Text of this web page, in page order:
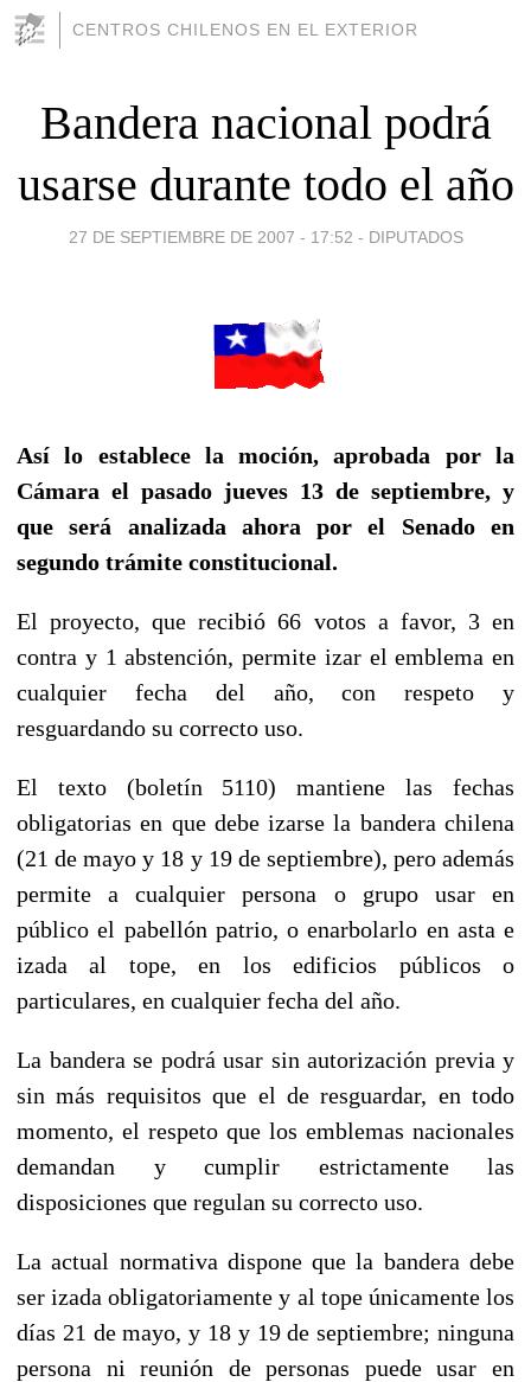
CENTROS CHILENOS EN EL EXTERIOR
Bandera nacional podrá
usarse durante todo el año
27 DE SEPTIEMBRE DE 2007 - 17:52 - DIPUTADOS
Así lo establece la moción, aprobada por la
Cámara el pasado jueves 13 de septiembre, y
que será analizada ahora por el Senado en
segundo trámite constitucional.
El proyecto, que recibió 66 votos a favor, 3 en
contra y 1 abstención, permite izar el emblema en
cualquier fecha del año, con respeto y
resguardando su correcto uso.
El texto (boletín 5110) mantiene las fechas
obligatorias en que debe izarse la bandera chilena
(21 de mayo y 18 y 19 de septiembre), pero además
permite a cualquier persona o grupo usar en
público el pabellón patrio, o enarbolarlo en asta e
izada al tope, en los edificios públicos o
particulares, en cualquier fecha del año.
La bandera se podrá usar sin autorización previa y
sin más requisitos que el de resguardar, en todo
momento, el respeto que los emblemas nacionales
demandan y cumplir estrictamente las
disposiciones que regulan su correcto uso.
La actual normativa dispone que la bandera debe
ser izada obligatoriamente y al tope únicamente los
días 21 de mayo, y 18 y 19 de septiembre; ninguna
persona ni reunión de personas puede usar en